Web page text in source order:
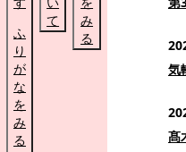
ふ
り
が
な
を
み
る
て
み
る
気
髙